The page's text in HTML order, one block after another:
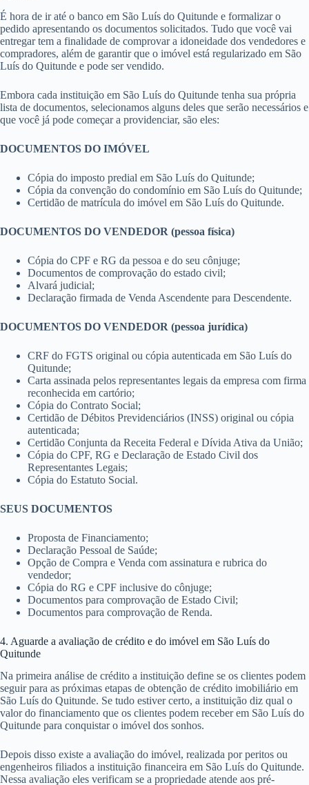
É hora de ir até o banco em São Luís do Quitunde e formalizar o
pedido apresentando os documentos solicitados. Tudo que você vai
entregar tem a finalidade de comprovar a idoneidade dos vendedores e
compradores, além de garantir que o imóvel está regularizado em São
Luís do Quitunde e pode ser vendido.
Embora cada instituição em São Luís do Quitunde tenha sua própria
lista de documentos, selecionamos alguns deles que serão necessários e
que você já pode começar a providenciar, são eles:
DOCUMENTOS DO IMÓVEL
Cópia do imposto predial em São Luís do Quitunde;
Cópia da convenção do condomínio em São Luís do Quitunde;
Certidão de matrícula do imóvel em São Luís do Quitunde.
DOCUMENTOS DO VENDEDOR (pessoa física)
Cópia do CPF e RG da pessoa e do seu cônjuge;
Documentos de comprovação do estado civil;
Alvará judicial;
Declaração firmada de Venda Ascendente para Descendente.
DOCUMENTOS DO VENDEDOR (pessoa jurídica)
CRF do FGTS original ou cópia autenticada em São Luís do
Quitunde;
Carta assinada pelos representantes legais da empresa com firma
reconhecida em cartório;
Cópia do Contrato Social;
Certidão de Débitos Previdenciários (INSS) original ou cópia
autenticada;
Certidão Conjunta da Receita Federal e Dívida Ativa da União;
Cópia do CPF, RG e Declaração de Estado Civil dos
Representantes Legais;
Cópia do Estatuto Social.
SEUS DOCUMENTOS
Proposta de Financiamento;
Declaração Pessoal de Saúde;
Opção de Compra e Venda com assinatura e rubrica do
vendedor;
Cópia do RG e CPF inclusive do cônjuge;
Documentos para comprovação de Estado Civil;
Documentos para comprovação de Renda.
4. Aguarde a avaliação de crédito e do imóvel em São Luís do
Quitunde
Na primeira análise de crédito a instituição define se os clientes podem
seguir para as próximas etapas de obtenção de crédito imobiliário em
São Luís do Quitunde. Se tudo estiver certo, a instituição diz qual o
valor do financiamento que os clientes podem receber em São Luís do
Quitunde para conquistar o imóvel dos sonhos.
Depois disso existe a avaliação do imóvel, realizada por peritos ou
engenheiros filiados a instituição financeira em São Luís do Quitunde.
Nessa avaliação eles verificam se a propriedade atende aos pré-